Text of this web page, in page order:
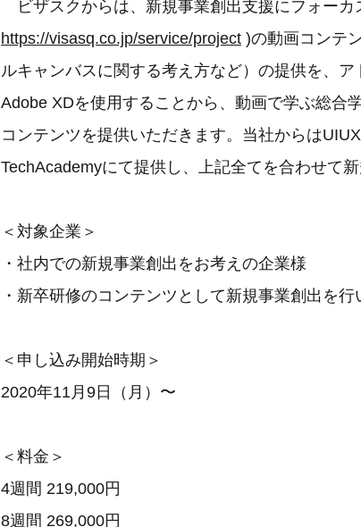
ビザスクからは、新規事業創出支援にフォー
https://visasq.co.jp/service/project )の動画コンテ
ルキャンバスに関する考え方など）の提供を、
Adobe XDを使用することから、動画で学ぶ総合
コンテンツを提供いただきます。当社からは
TechAcademyにて提供し、上記全てを合わせて
＜対象企業＞
・社内での新規事業創出をお考えの企業様
・新卒研修のコンテンツとして新規事業創出を行
＜申し込み開始時期＞
2020年11月9日（月）〜
＜料金＞
4週間 219,000円
8週間 269,000円